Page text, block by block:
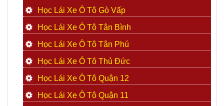
Học Lái Xe Ô Tô Gò Vấp
Học Lái Xe Ô Tô Tân Bình
Học Lái Xe Ô Tô Tân Phú
Học Lái Xe Ô Tô Thủ Đức
Học Lái Xe Ô Tô Quận 12
Học Lái Xe Ô Tô Quận 11